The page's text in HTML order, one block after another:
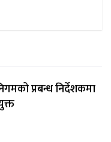
प्रबन्ध निर्देशकमा